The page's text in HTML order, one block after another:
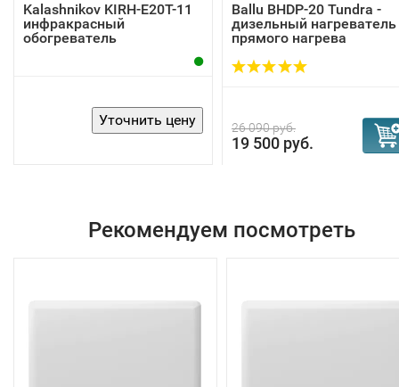
Kalashnikov KIRH-E20T-11
инфракрасный
обогреватель
Ballu BHDP-20 Tundra -
дизельный нагреватель
прямого нагрева
26 090 руб.
19 500 руб.
Рекомендуем посмотреть